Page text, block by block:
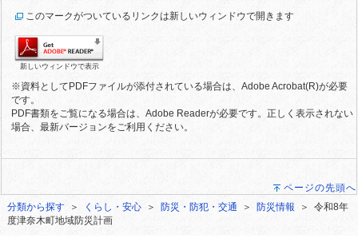
このマークがついているリンクは新しいウィンドウで開きます
新しいウィンドウで表示
※資料としてPDFファイルが添付されている場合は、Adobe Acrobat(R)が必要
です。
PDF書類をご覧になる場合は、Adobe Readerが必要です。正しく表示されない
場合、最新バージョンをご利用ください。
ページの先頭へ
分類から探す ＞ くらし・安心 ＞ 防災・防犯・交通 ＞ 防災情報
＞ 令和8年
度津奈木町地域防災計画